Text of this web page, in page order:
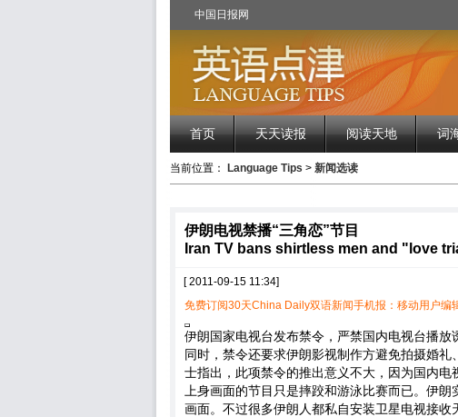
中国日报网
首页 天天读报 阅读天地 词
当前位置： Language Tips > 新闻选读
伊朗电视禁播“三角恋”节目
Iran TV bans shirtless men and "love
[ 2011-09-15 11:34]
免费订阅30天China Daily双语新闻手机报：移动用户
伊朗国家电视台发布禁令，严禁国内电视台播放
同时，禁令还要求伊朗影视制作方避免拍摄婚
士指出，此项禁令的推出意义不大，因为国内
上身画面的节目只是摔跤和游泳比赛而已。伊
画面。不过很多伊朗人都私自安装卫星电视接收